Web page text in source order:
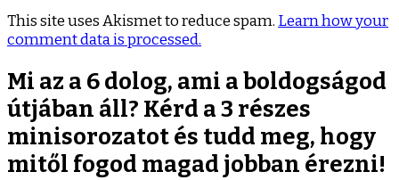
This site uses Akismet to reduce spam. Learn how your
comment data is processed.
Mi az a 6 dolog, ami a boldogságod
útjában áll? Kérd a 3 részes
minisorozatot és tudd meg, hogy
mitől fogod magad jobban érezni!